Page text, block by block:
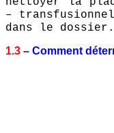
–
dans le dossier.
1.3 – Comment